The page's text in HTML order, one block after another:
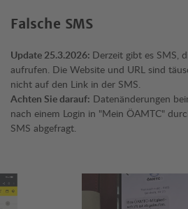
Falsche SMS
Update 25.3.2026: Derzeit gibt es SMS,
aufrufen. Die Website und URL sind
nicht auf den Link in der SMS.
Achten Sie darauf: Datenänderungen
nach einem Login in "Mein ÖAMTC"
SMS abgefragt.